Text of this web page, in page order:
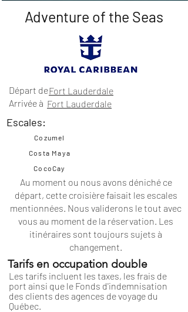
Adventure of the Seas
Départ de
Arrivée à
Fort Lauderdale
Fort Lauderdale
Escales:
Cozumel
Costa Maya
CocoCay
Au moment ou nous avons déniché ce
départ, cette croisière faisait les escales
mentionnées. Nous validerons le tout avec
vous au moment de la réservation. Les
itinéraires sont toujours sujets à
changement.
Tarifs en occupation double
Les tarifs incluent les taxes, les frais de
port ainsi que le Fonds d'indemnisation
des clients des agences de voyage du
Québec.